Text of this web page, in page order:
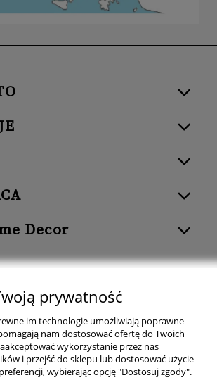
Decor
| E-mail: sklep at naturalhomedecor.pl | Tel.:
| NIP: 7971800592 | REGON: 381429127
© 2026 - Naturalhomedecor.pl
prywatność
im technologie umożliwiają poprawne
nam dostosować ofertę do Twoich
wykorzystanie przez nas
i przejść do sklepu lub dostosować użycie
wybierając opcję "Dostosuj zgody".